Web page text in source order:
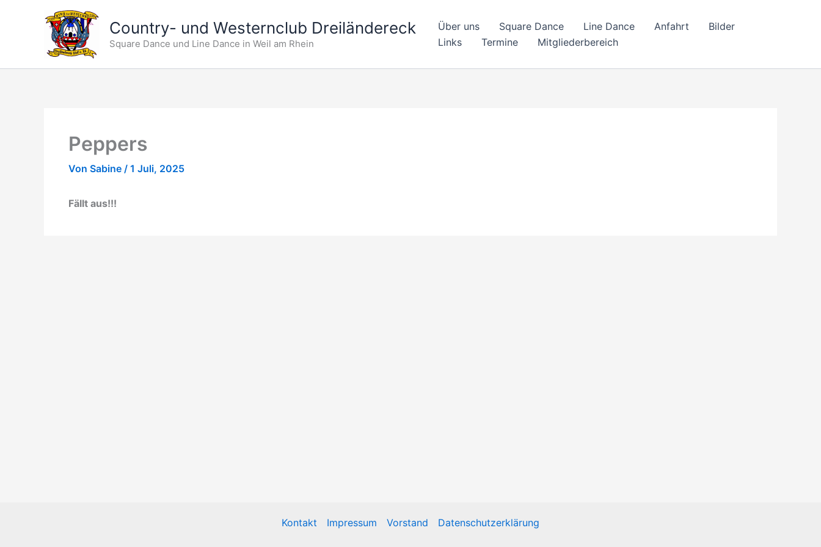
Country- und Westernclub Dreiländereck
Square Dance und Line Dance in Weil am Rhein
Über uns Square Dance Line Dance Anfahrt
Bilder
Links
Termine Mitgliederbereich
Peppers
Von Sabine / 1 Juli, 2025
Fällt aus!!!
Kontakt Impressum Vorstand Datenschutzerklärung